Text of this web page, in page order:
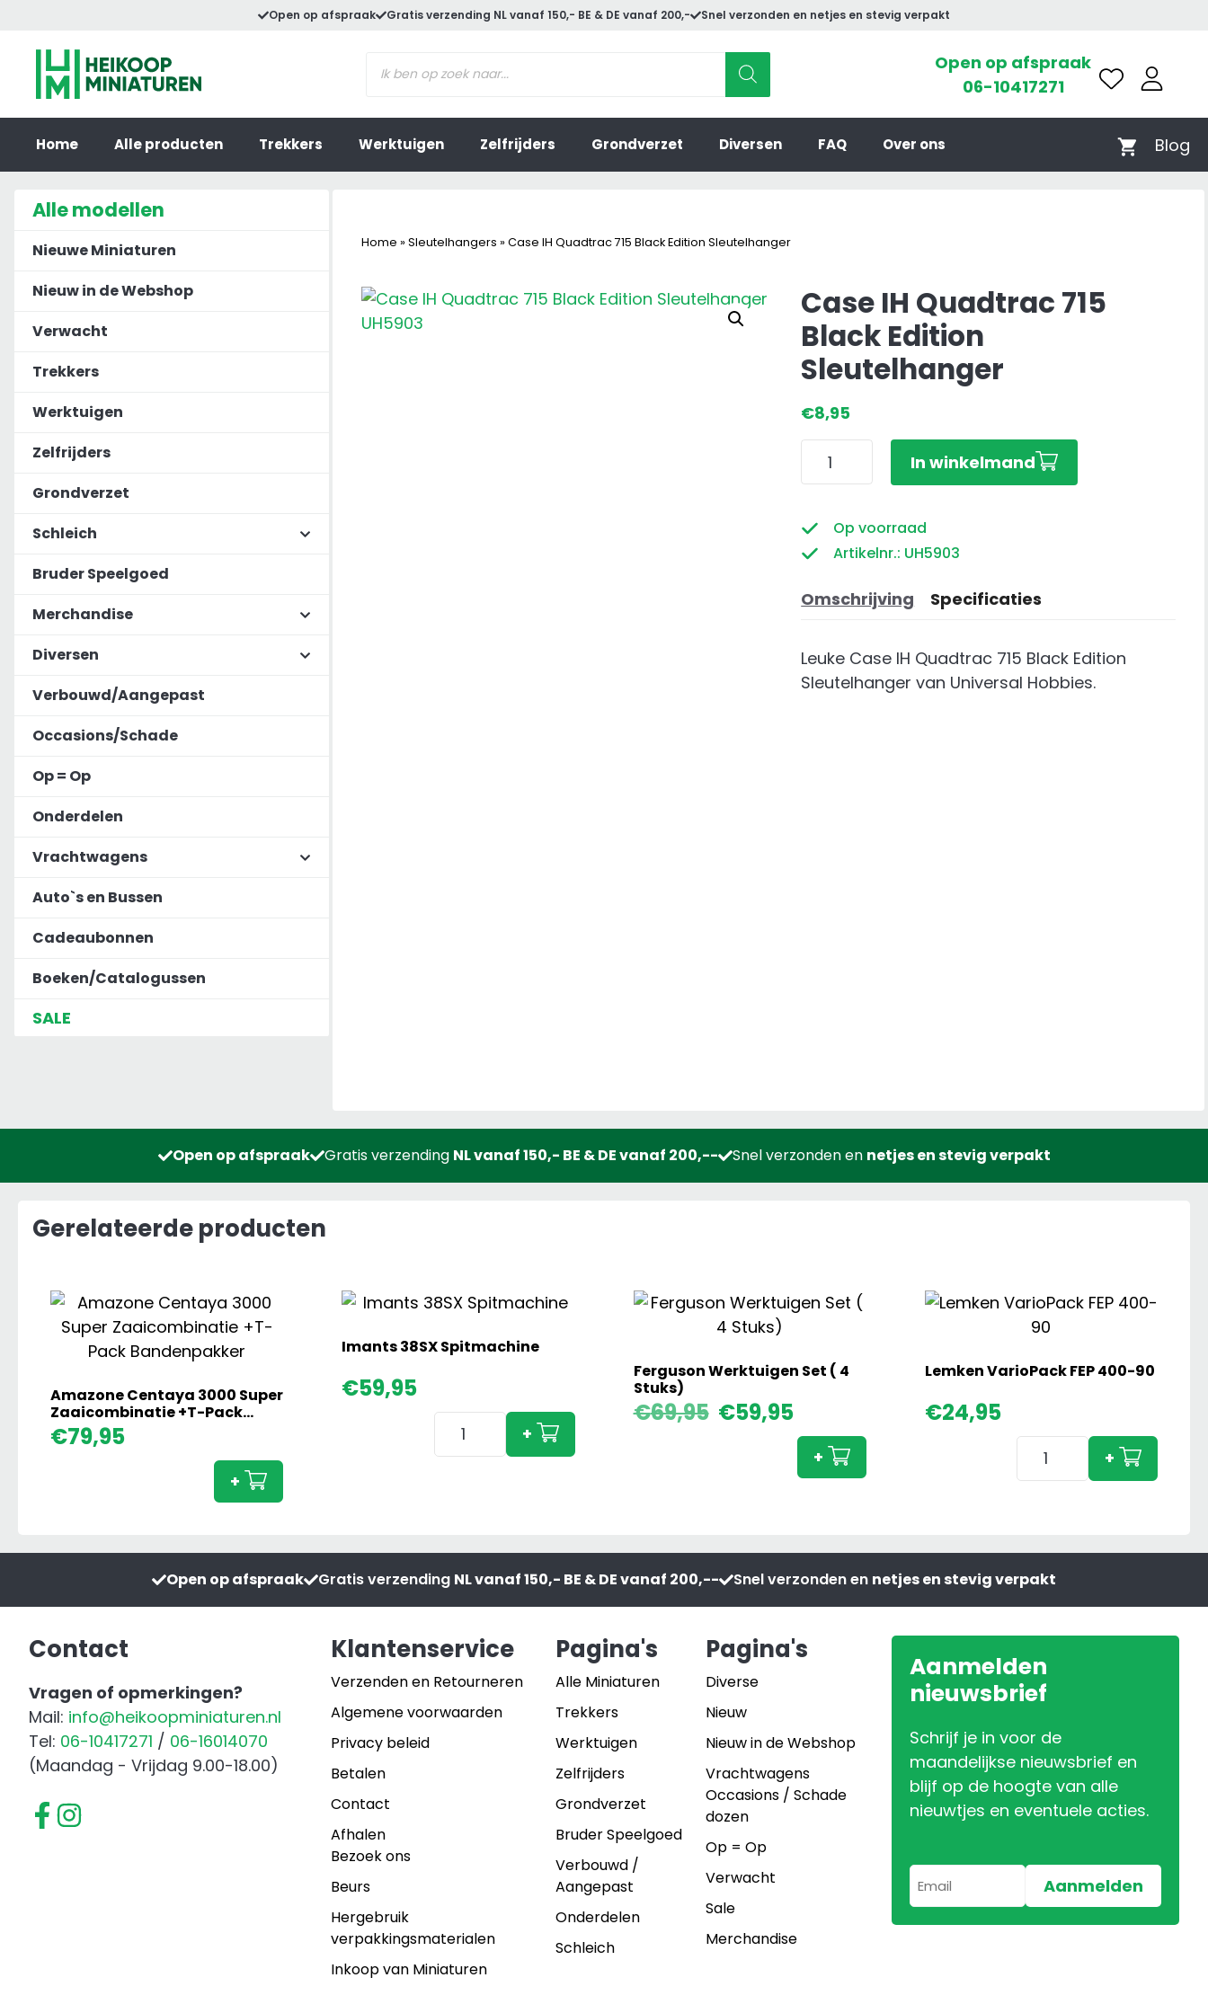
inhoud
Open op afspraak Gratis verzending NL vanaf 150,- BE & DE vanaf 200,- Snel verzonden en netjes en stevig verpakt
zoeken
Open op afspraak
06-10417271
Home Alle producten Trekkers Werktuigen Zelfrijders Grondverzet Diversen FAQ Over ons Blog
Home » Sleutelhangers » Case IH Quadtrac 715 Black Edition Sleutelhanger
Case IH Quadtrac 715
Black Edition
Sleutelhanger
€8,95
Case
715
Black
Sleutelhanger
In winkelmand
Op voorraad
Artikelnr.: UH5903
Omschrijving Specificaties
Leuke Case IH Quadtrac 715 Black Edition
Sleutelhanger van Universal Hobbies.
Alle modellen
Nieuwe Miniaturen
Nieuw in de Webshop
Verwacht
Trekkers
Werktuigen
Zelfrijders
Grondverzet
Schleich
Bruder Speelgoed
Merchandise
Diversen
Verbouwd/Aangepast
Occasions/Schade
Op = Op
Onderdelen
Vrachtwagens
Auto`s en Bussen
Cadeaubonnen
Boeken/Catalogussen
SALE
Open op afspraak Gratis verzending NL vanaf 150,- BE & DE vanaf 200,-- Snel verzonden en netjes en stevig verpakt
Gerelateerde producten
Amazone Centaya 3000 Super
Zaaicombinatie +T-Pack
Bandenpakker
€79,95
Super
+T-
Pack
Bandenpakker
+
Imants 38SX Spitmachine
€59,95
Imants
38SX
+
Ferguson Werktuigen Set ( 4
Stuks)
€69,95
Oorspronkelijke
€59,95
Huidige
Ferguson
Werktuigen
(
aantal
+
Lemken VarioPack FEP 400-90
€24,95
Lemken
VarioPack
aantal
+
Open op afspraak Gratis verzending NL vanaf 150,- BE & DE vanaf 200,-- Snel verzonden en netjes en stevig verpakt
Contact
Vragen of opmerkingen?
Mail: info@heikoopminiaturen.nl
Tel: 06-10417271 / 06-16014070
(Maandag - Vrijdag 9.00-18.00)
Klantenservice
Verzenden en Retourneren
Algemene voorwaarden
Privacy beleid
Betalen
Contact
Afhalen
Bezoek ons
Beurs
Hergebruik
verpakkingsmaterialen
Inkoop van Miniaturen
Pagina's
Alle Miniaturen
Trekkers
Werktuigen
Zelfrijders
Grondverzet
Bruder Speelgoed
Verbouwd /
Aangepast
Onderdelen
Schleich
Pagina's
Diverse
Nieuw
Nieuw in de Webshop
Vrachtwagens
Occasions / Schade
dozen
Op = Op
Verwacht
Sale
Merchandise
Aanmelden
nieuwsbrief
Schrijf je in voor de
maandelijkse nieuwsbrief en
blijf op de hoogte van alle
nieuwtjes en eventuele acties.